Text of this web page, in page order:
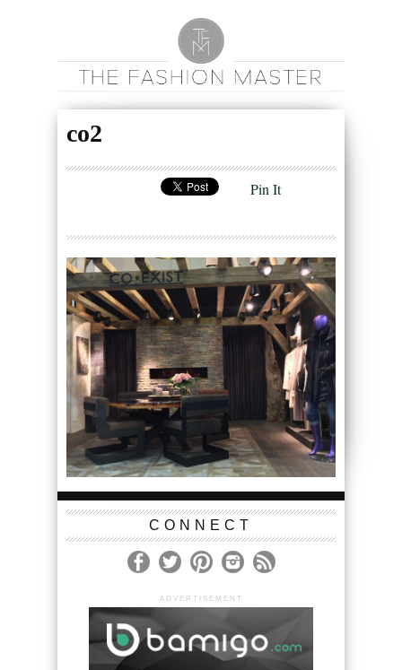
co2
Pin It
CONNECT
ADVERTISEMENT